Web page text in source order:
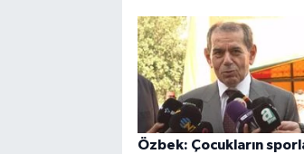
Özbek: Çocukların